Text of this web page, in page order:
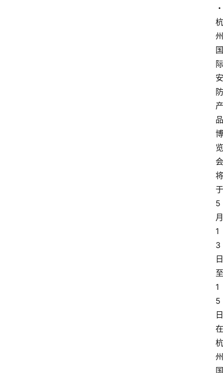
・
杭
州
国
际
安
防
产
品
博
览
会
将
于
5
月
1
3
日
至
1
5
日
在
杭
州
国